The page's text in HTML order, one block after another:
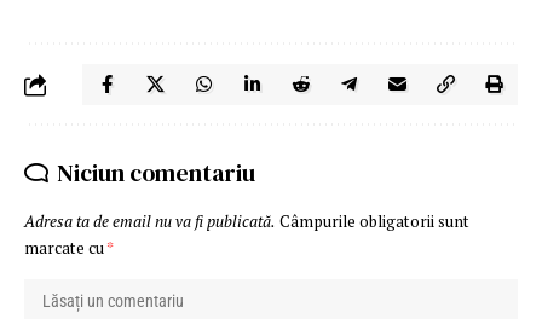
Niciun comentariu
Adresa ta de email nu va fi publicată. Câmpurile obligatorii sunt
marcate cu*